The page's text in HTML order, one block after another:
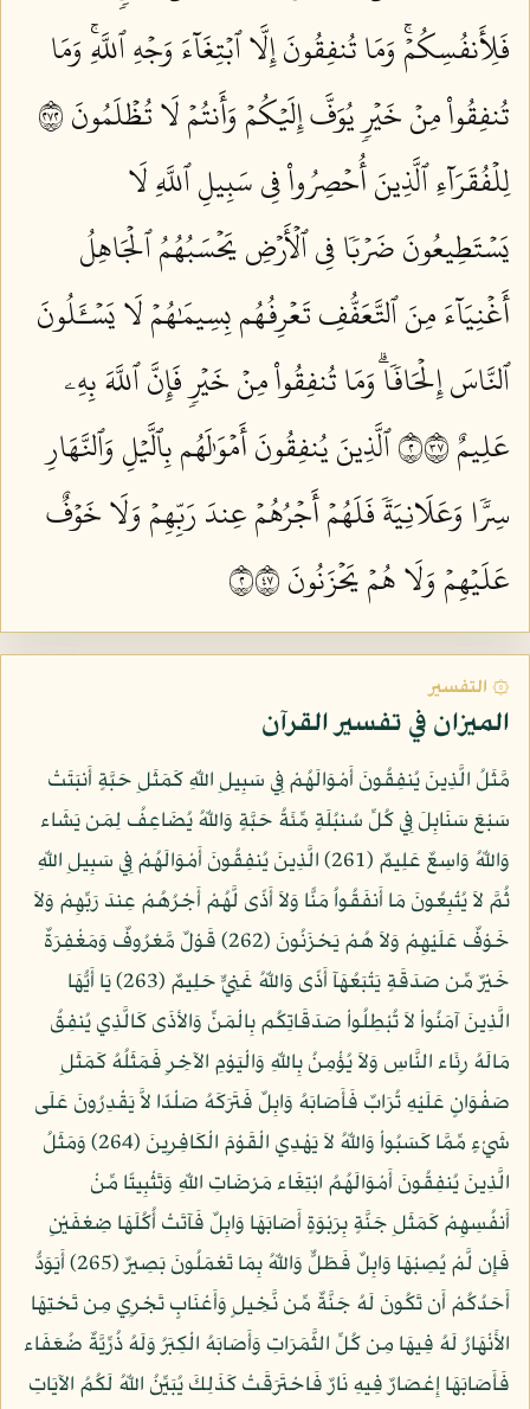
فَلِأَنفُسِكُمۡۚ وَمَا تُنفِقُونَ إِلَّا ٱبۡتِغَآءَ وَجۡهِ ٱللَّهِۚ وَمَا
تُنفِقُواْ مِنۡ خَيۡرٖ يُوَفَّ إِلَيۡكُمۡ وَأَنتُمۡ لَا تُظۡلَمُونَ ٢٧٢
لِلۡفُقَرَآءِ ٱلَّذِينَ أُحۡصِرُواْ فِي سَبِيلِ ٱللَّهِ لَا
يَسۡتَطِيعُونَ ضَرۡبٗا فِي ٱلۡأَرۡضِ يَحۡسَبُهُمُ ٱلۡجَاهِلُ
أَغۡنِيَآءَ مِنَ ٱلتَّعَفُّفِ تَعۡرِفُهُم بِسِيمَٰهُمۡ لَا يَسۡـَٔلُونَ
ٱلنَّاسَ إِلۡحَافٗاۗ وَمَا تُنفِقُواْ مِنۡ خَيۡرٖ فَإِنَّ ٱللَّهَ بِهِۦ
عَلِيمٌ ٢٧٣
ٱلَّذِينَ يُنفِقُونَ أَمۡوَٰلَهُم بِٱلَّيۡلِ وَٱلنَّهَارِ
سِرّٗا وَعَلَانِيَةٗ فَلَهُمۡ أَجۡرُهُمۡ عِندَ رَبِّهِمۡ وَلَا خَوۡفٌ
عَلَيۡهِمۡ وَلَا هُمۡ يَحۡزَنُونَ ٢٧٤
۞ التفسير
الميزان في تفسير القرآن
مَّثَلُ الَّذِينَ يُنفِقُونَ أَمْوَالَهُمْ فِي سَبِيلِ اللّهِ كَمَثَلِ حَبَّةٍ أَنبَتَتْ
سَبْعَ سَنَابِلَ فِي كُلِّ سُنبُلَةٍ مِّئَةُ حَبَّةٍ وَاللّهُ يُضَاعِفُ لِمَن يَشَاء
وَاللّهُ وَاسِعٌ عَلِيمٌ (261) الَّذِينَ يُنفِقُونَ أَمْوَالَهُمْ فِي سَبِيلِ اللّهِ
ثُمَّ لاَ يُتْبِعُونَ مَا أَنفَقُواُ مَنًّا وَلاَ أَذًى لَّهُمْ أَجْرُهُمْ عِندَ رَبِّهِمْ وَلاَ
خَوْفٌ عَلَيْهِمْ وَلاَ هُمْ يَحْزَنُونَ (262) قَوْلٌ مَّعْرُوفٌ وَمَغْفِرَةٌ
خَيْرٌ مِّن صَدَقَةٍ يَتْبَعُهَآ أَذًى وَاللّهُ غَنِيٌّ حَلِيمٌ (263) يَا أَيُّهَا
الَّذِينَ آمَنُواْ لاَ تُبْطِلُواْ صَدَقَاتِكُم بِالْمَنِّ وَالأذَى كَالَّذِي يُنفِقُ
مَالَهُ رِئَاء النَّاسِ وَلاَ يُؤْمِنُ بِاللّهِ وَالْيَوْمِ الآخِرِ فَمَثَلُهُ كَمَثَلِ
صَفْوَانٍ عَلَيْهِ تُرَابٌ فَأَصَابَهُ وَابِلٌ فَتَرَكَهُ صَلْدًا لاَّ يَقْدِرُونَ عَلَى
شَيْءٍ مِّمَّا كَسَبُواْ وَاللّهُ لاَ يَهْدِي الْقَوْمَ الْكَافِرِينَ (264) وَمَثَلُ
الَّذِينَ يُنفِقُونَ أَمْوَالَهُمُ ابْتِغَاء مَرْضَاتِ اللّهِ وَتَثْبِيتًا مِّنْ
أَنفُسِهِمْ كَمَثَلِ جَنَّةٍ بِرَبْوَةٍ أَصَابَهَا وَابِلٌ فَآتَتْ أُكُلَهَا ضِعْفَيْنِ
فَإِن لَّمْ يُصِبْهَا وَابِلٌ فَطَلٌّ وَاللّهُ بِمَا تَعْمَلُونَ بَصِيرٌ (265) أَيَوَدُّ
أَحَدُكُمْ أَن تَكُونَ لَهُ جَنَّةٌ مِّن نَّخِيلٍ وَأَعْنَابٍ تَجْرِي مِن تَحْتِهَا
الأَنْهَارُ لَهُ فِيهَا مِن كُلِّ الثَّمَرَاتِ وَأَصَابَهُ الْكِبَرُ وَلَهُ ذُرِّيَّةٌ ضُعَفَاء
فَأَصَابَهَا إِعْصَارٌ فِيهِ نَارٌ فَاحْتَرَقَتْ كَذَلِكَ يُبَيِّنُ اللّهُ لَكُمُ الآيَاتِ